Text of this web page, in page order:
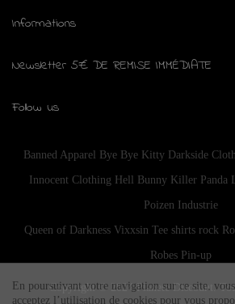
Informations
Newsletter 5€ DE REMISE IMMÉDIATE
Follow us
Banned Apparel Bye Bye Kitty Darkside
Innocent Clothing Hell Bunny Killer Panda
Poizen Industrie
Queen of Darkness Vixxsin Tee shirts rock
Robes Pin-up
Copyright © 2024Planete Discount .
En poursuivant votre navigation sur ce site, vous
acceptez l’utilisation de cookies pour vous